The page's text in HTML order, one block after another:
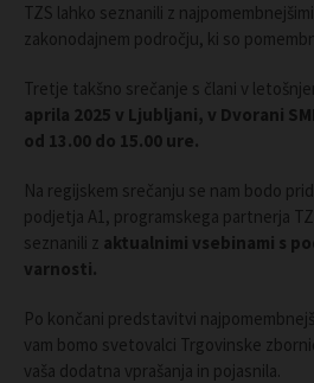
TZS lahko seznanili z
zakonodajnem področju, ki so
Tretje takšno srečanje s člani v
aprila 2025 v Ljubljani, v Dvorani
od 13.00 do 15.00 ure.
Na regijskem srečanju se nam bodo
podjetja A1, programskega partnerja
seznanili z aktualnimi vsebinami s
varnosti.
Po končani predstavitvi
vam bomo svetovalci Trgovinske
vaša dodatna vprašanja in pojasnila.